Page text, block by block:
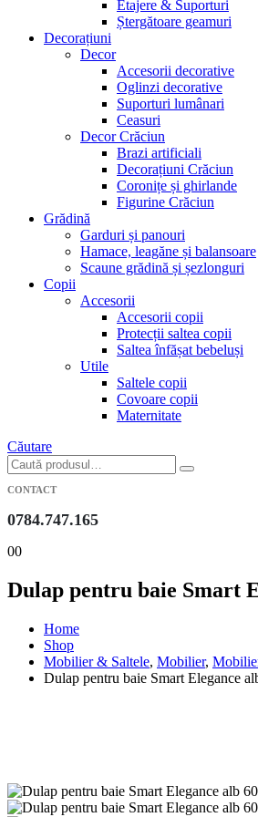
Etajere & Suporturi
Ștergătoare geamuri
Decorațiuni
Decor
Accesorii decorative
Oglinzi decorative
Suporturi lumânari
Ceasuri
Decor Crăciun
Brazi artificiali
Decorațiuni Crăciun
Coronițe și ghirlande
Figurine Crăciun
Grădină
Garduri și panouri
Hamace, leagăne și balansoare
Scaune grădină și șezlonguri
Copii
Accesorii
Accesorii copii
Protecții saltea copii
Saltea înfășat bebeluși
Utile
Saltele copii
Covoare copii
Maternitate
Căutare
CONTACT
0784.747.165
00
Dulap pentru baie Smart
Home
Shop
Mobilier & Saltele, Mobilier,
Dulap pentru baie Smart Elegance